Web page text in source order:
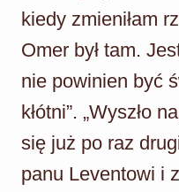
kiedy zmieniłam
Omer był tam.
nie powinien być
kłótni”. „Wyszło
się już po raz
panu Leventowi i